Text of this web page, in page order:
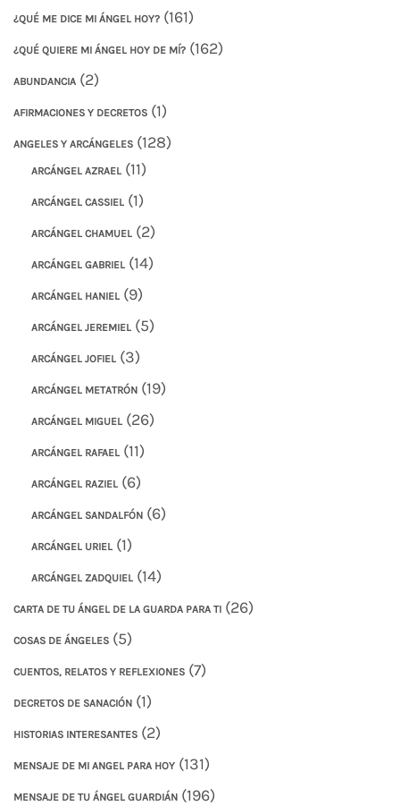
¿QUÉ ME DICE MI ÁNGEL HOY? (161)
¿QUÉ QUIERE MI ÁNGEL HOY DE MÍ? (162)
ABUNDANCIA (2)
AFIRMACIONES Y DECRETOS (1)
ANGELES Y ARCÁNGELES (128)
ARCÁNGEL AZRAEL (11)
ARCÁNGEL CASSIEL (1)
ARCÁNGEL CHAMUEL (2)
ARCÁNGEL GABRIEL (14)
ARCÁNGEL HANIEL (9)
ARCÁNGEL JEREMIEL (5)
ARCÁNGEL JOFIEL (3)
ARCÁNGEL METATRÓN (19)
ARCÁNGEL MIGUEL (26)
ARCÁNGEL RAFAEL (11)
ARCÁNGEL RAZIEL (6)
ARCÁNGEL SANDALFÓN (6)
ARCÁNGEL URIEL (1)
ARCÁNGEL ZADQUIEL (14)
CARTA DE TU ÁNGEL DE LA GUARDA PARA TI (26)
COSAS DE ÁNGELES (5)
CUENTOS, RELATOS Y REFLEXIONES (7)
DECRETOS DE SANACIÓN (1)
HISTORIAS INTERESANTES (2)
MENSAJE DE MI ANGEL PARA HOY (131)
MENSAJE DE TU ÁNGEL GUARDIÁN (196)